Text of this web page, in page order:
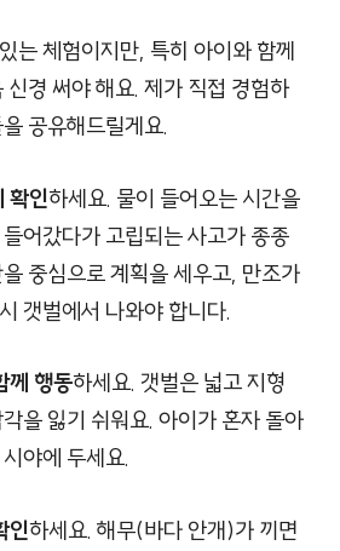
는 체험이지만, 특히 아이와 함께
신경 써야 해요. 제가 직접 경험하
공유해드릴게요.
확인하세요. 물이 들어오는 시간을
어갔다가 고립되는 사고가 종종
중심으로 계획을 세우고, 만조가
갯벌에서 나와야 합니다.
께 행동하세요. 갯벌은 넓고 지형
을 잃기 쉬워요. 아이가 혼자 돌아
야에 두세요.
인하세요. 해무(바다 안개)가 끼면